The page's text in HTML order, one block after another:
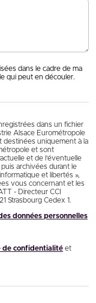
dans le cadre de ma
qui peut en découler.
dans un fichier
Alsace Eurométropole
destinées uniquement à la
et sont
et de l’éventuelle
archivées durant le
et libertés »,
vous concernant et les
- Directeur CCI
Strasbourg Cedex 1.
données personnelles
de confidentialité et